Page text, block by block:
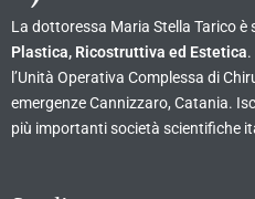
La dottoressa Maria Stella Tarico è
Plastica, Ricostruttiva ed Estetica
l’Unità Operativa Complessa di
emergenze Cannizzaro, Catania.
più importanti società scientifiche